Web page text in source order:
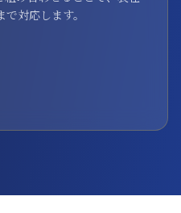
対応します。